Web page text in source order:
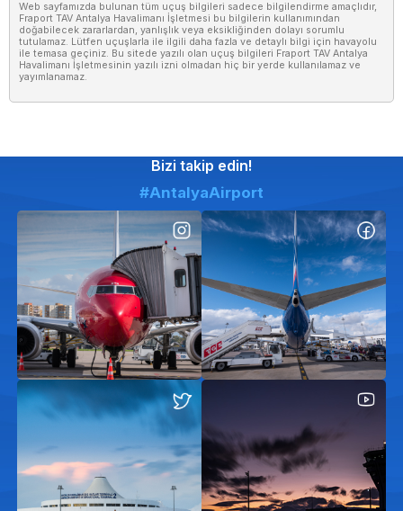
Web sayfamızda bulunan tüm uçuş bilgileri sadece bilgilendirme amaçlıdır,
Fraport TAV Antalya Havalimanı İşletmesi bu bilgilerin kullanımından
doğabilecek zararlardan, yanlışlık veya eksikliğinden dolayı sorumlu
tutulamaz. Lütfen uçuşlarla ile ilgili daha fazla ve detaylı bilgi için havayolu
ile temasa geçiniz. Bu sitede yazılı olan uçuş bilgileri Fraport TAV Antalya
Havalimanı İşletmesinin yazılı izni olmadan hiç bir yerde kullanılamaz ve
yayımlanamaz.
Bizi takip edin!
#AntalyaAirport